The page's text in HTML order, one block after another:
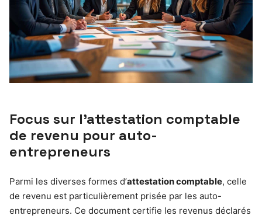
Focus sur l’attestation comptable
de revenu pour auto-
entrepreneurs
Parmi les diverses formes d’attestation comptable, celle
de revenu est particulièrement prisée par les auto-
entrepreneurs. Ce document certifie les revenus déclarés